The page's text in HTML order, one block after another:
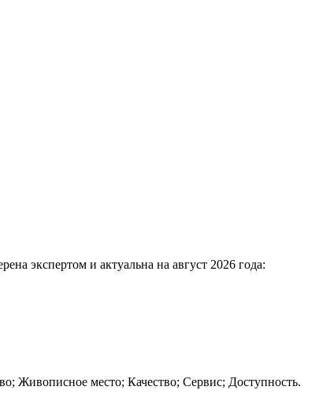
экспертом и актуальна на август 2026 года:
Живописное место; Качество; Сервис; Доступность.